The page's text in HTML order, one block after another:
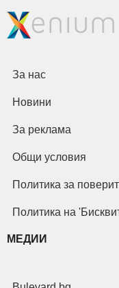
За нас
Новини
За реклама
Общи условия
Политика за
Политика на
МЕДИИ